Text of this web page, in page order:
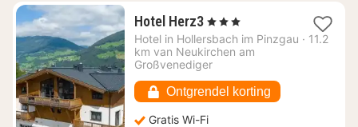
Hotel Herz31
nacht
vanaf
€
168,07
, 3 Sterren
Hotel in Hollersbach im Pinzgau · 11.2
km van Neukirchen am
Großvenediger
Ontgrendel korting
Gratis Wi-Fi